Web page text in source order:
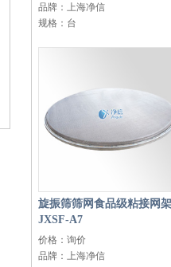
品牌：上海净信
规格：台
旋振筛筛网食品级粘接网架
JXSF-A7
价格：询价
品牌：上海净信